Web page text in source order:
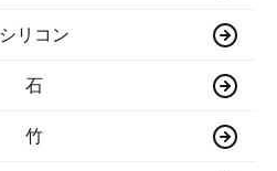
シリコン
石
竹